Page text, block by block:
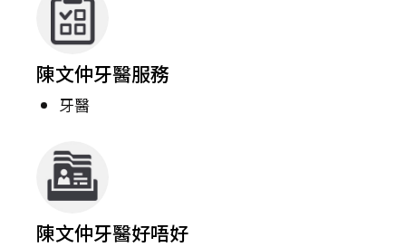
陳文仲牙醫服務
牙醫
陳文仲牙醫好唔好